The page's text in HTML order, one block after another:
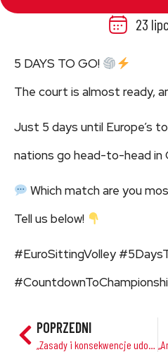
23
5 DAYS TO GO!
The court is almost ready,
Just 5 days until Europe’s
nations go head-to-head in
Which match are you
Tell us below!
#EuroSittingVolley
POPRZEDNI
„Zasady i konsekwencje udostępniania treści w sieci – przypadek grup ograniczonego dostępu”